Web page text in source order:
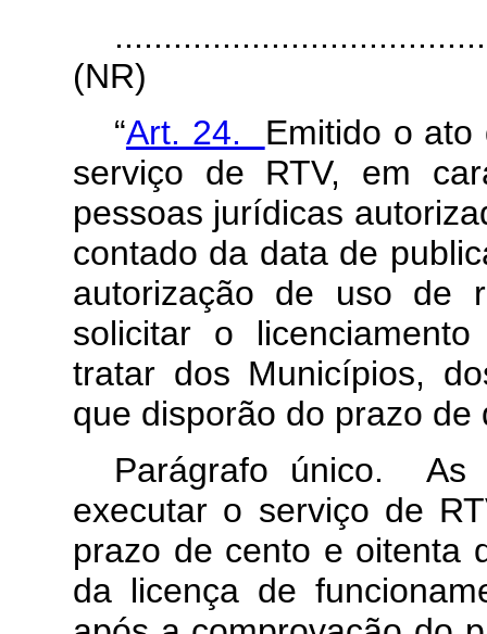
(NR)
“Art. 24. Emitido o
serviço de RTV, em
pessoas jurídicas
contado da data de
autorização de uso de
solicitar o
tratar dos Municípios,
que disporão do prazo de
Parágrafo único. As
executar o serviço de
prazo de cento e oitenta
da licença de